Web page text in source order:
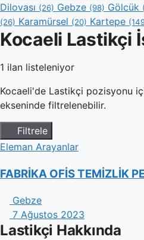
Dilovası (26) Gebze (98) Gölcük
(26) Karamürsel (20) Kartepe
Kocaeli Lastikçi
1 ilan listeleniyor
Kocaeli'de Lastikçi pozisyonu
ekseninde filtrelenebilir.
Filtrele
Eleman Arayanlar
FABRİKA OFİS TEMİZLİK
Gebze
7 Ağustos 2023
Lastikçi Hakkında